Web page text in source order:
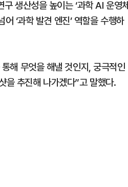
생산성을 높이는 ‘과학 AI 운영
‘과학 발견 엔진’ 역할을 수행하
해 무엇을 해낼 것인지, 궁극적인
을 추진해 나가겠다”고 말했다.